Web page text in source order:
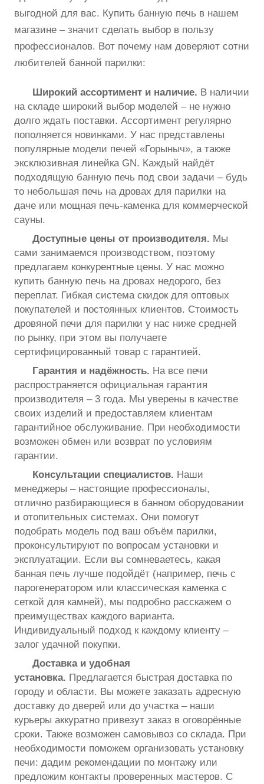
выгодной для вас. Купить банную печь в нашем
магазине – значит сделать выбор в пользу
профессионалов. Вот почему нам доверяют сотни
любителей банной парилки:
Широкий ассортимент и наличие. В наличии
на складе широкий выбор моделей – не нужно
долго ждать поставки. Ассортимент регулярно
пополняется новинками. У нас представлены
популярные модели печей «Горыныч», а также
эксклюзивная линейка GN. Каждый найдёт
подходящую банную печь под свои задачи – будь
то небольшая печь на дровах для парилки на
даче или мощная печь-каменка для коммерческой
сауны.
Доступные цены от производителя. Мы
сами занимаемся производством, поэтому
предлагаем конкурентные цены. У нас можно
купить банную печь на дровах недорого, без
переплат. Гибкая система скидок для оптовых
покупателей и постоянных клиентов. Стоимость
дровяной печи для парилки у нас ниже средней
по рынку, при этом вы получаете
сертифицированный товар с гарантией.
Гарантия и надёжность. На все печи
распространяется официальная гарантия
производителя – 3 года. Мы уверены в качестве
своих изделий и предоставляем клиентам
гарантийное обслуживание. При необходимости
возможен обмен или возврат по условиям
гарантии.
Консультации специалистов. Наши
менеджеры – настоящие профессионалы,
отлично разбирающиеся в банном оборудовании
и отопительных системах. Они помогут
подобрать модель под ваш объём парилки,
проконсультируют по вопросам установки и
эксплуатации. Если вы сомневаетесь, какая
банная печь лучше подойдёт (например, печь с
парогенератором или классическая каменка с
сеткой для камней), мы подробно расскажем о
преимуществах каждого варианта.
Индивидуальный подход к каждому клиенту –
залог удачной покупки.
Доставка и удобная
установка. Предлагается быстрая доставка по
городу и области. Вы можете заказать адресную
доставку до дверей или до участка – наши
курьеры аккуратно привезут заказ в оговорённые
сроки. Также возможен самовывоз со склада. При
необходимости поможем организовать установку
печи: дадим рекомендации по монтажу или
предложим контакты проверенных мастеров. С